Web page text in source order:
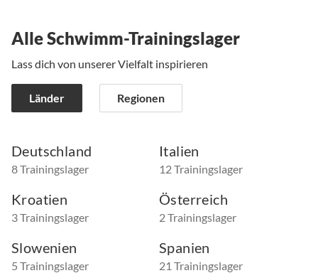
Alle Schwimm-Trainingslager
Lass dich von unserer Vielfalt inspirieren
Länder Regionen
Deutschland
8 Trainingslager
Italien
12 Trainingslager
Kroatien
3 Trainingslager
Österreich
2 Trainingslager
Slowenien
5 Trainingslager
Spanien
21 Trainingslager